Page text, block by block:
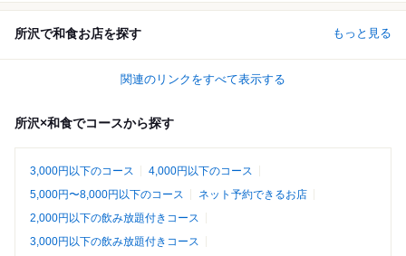
所沢で和食お店を探す もっと見る
関連のリンクをすべて表示する
所沢×和食でコースから探す
3,000円以下のコース
4,000円以下のコース
5,000円〜8,000円以下のコース
ネット予約できるお店
2,000円以下の飲み放題付きコース
3,000円以下の飲み放題付きコース